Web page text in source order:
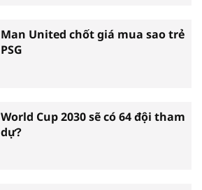
Man United chốt giá mua sao trẻ
PSG
World Cup 2030 sẽ có 64 đội tham
dự?